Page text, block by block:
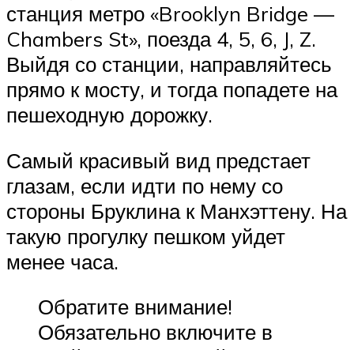
станция метро «Brooklyn Bridge —
Chambers St», поезда 4, 5, 6, J, Z.
Выйдя со станции, направляйтесь
прямо к мосту, и тогда попадете на
пешеходную дорожку.
Самый красивый вид предстает
глазам, если идти по нему со
стороны Бруклина к Манхэттену. На
такую прогулку пешком уйдет
менее часа.
Обратите внимание!
Обязательно включите в